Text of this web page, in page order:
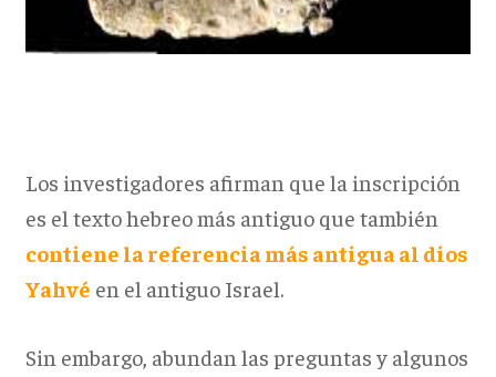
Los investigadores afirman que la inscripción
es el texto hebreo más antiguo que también
contiene la referencia más antigua al dios
Yahvé en el antiguo Israel.
Sin embargo, abundan las preguntas y algunos